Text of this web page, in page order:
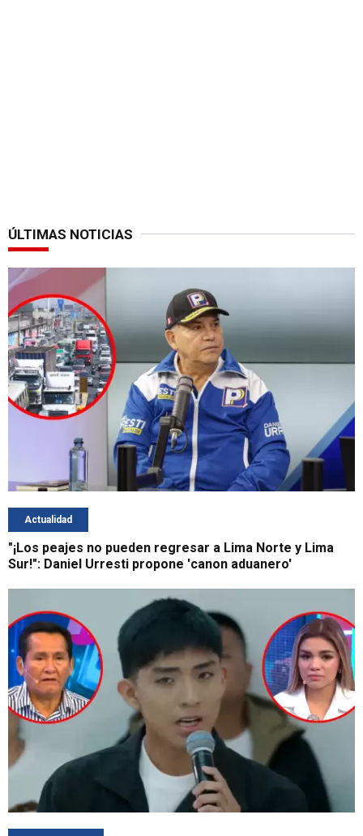
ÚLTIMAS NOTICIAS
Actualidad
"¡Los peajes no pueden regresar a Lima Norte y Lima
Sur!": Daniel Urresti propone 'canon aduanero'